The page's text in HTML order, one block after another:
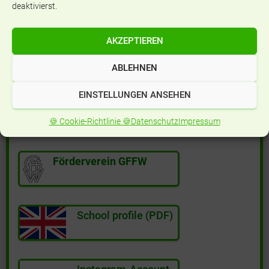
deaktivierst.
AKZEPTIEREN
ABLEHNEN
EINSTELLUNGEN ANSEHEN
🍪 Cookie-Richtlinie 🍪DatenschutzImpressum
Förderverein GFFW
School profile (PDF)